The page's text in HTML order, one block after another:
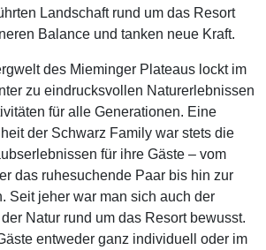
Landschaft rund um das Resort
Balance und tanken neue Kraft.
des Mieminger Plateaus lockt im
zu eindrucksvollen Naturerlebnissen
für alle Generationen. Eine
der Schwarz Family war stets die
für ihre Gäste – vom
das ruhesuchende Paar bis hin zur
Seit jeher war man sich auch der
Natur rund um das Resort bewusst.
entweder ganz individuell oder im